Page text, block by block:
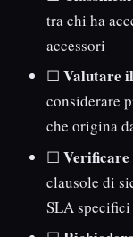
tra chi ha
accessori
☐ Valutare
considerare
che origina
☐
clausole di
SLA specifici